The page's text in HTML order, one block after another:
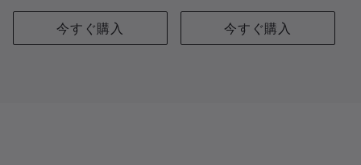
今すぐ購入 今すぐ購入